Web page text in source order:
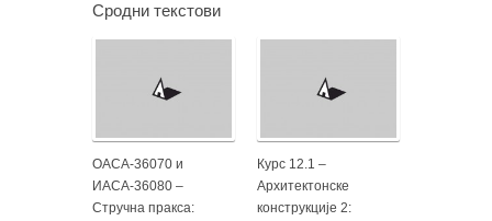
Сродни текстови
ОАСА-36070 и
ИАСА-36080 –
Стручна пракса:
Курс 12.1 –
Архитектонске
конструкције 2: